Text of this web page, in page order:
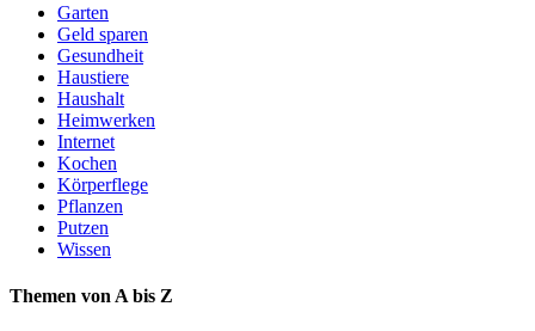
Garten
Geld sparen
Gesundheit
Haustiere
Haushalt
Heimwerken
Internet
Kochen
Körperflege
Pflanzen
Putzen
Wissen
Themen von A bis Z